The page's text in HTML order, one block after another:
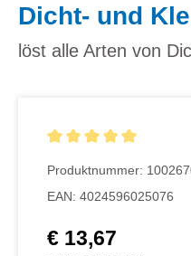
Dicht- und
löst alle Arten von
Produktnummer:
EAN: 4024596025076
Regulärer Preis:
€ 13,67